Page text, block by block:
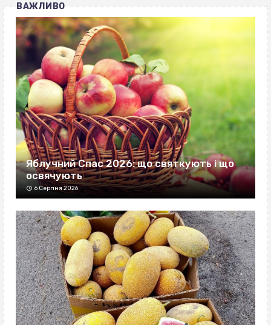
ВАЖЛИВО
Яблучний Спас 2026: що святкують і що
освячують
6 Серпня 2026